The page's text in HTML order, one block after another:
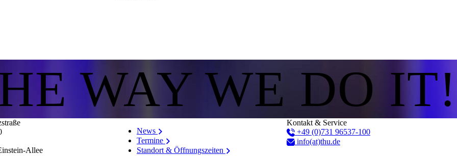
WAY WE DO IT!
Allee
News
Termine
Standort & Öffnungszeiten
Kontakt & Service
+49 (0)731 96537-100
info(at)thu.de